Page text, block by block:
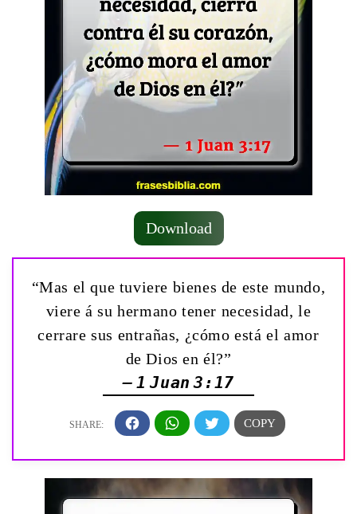
Download
“Mas el que tuviere bienes de este mundo,
viere á su hermano tener necesidad, le
cerrare sus entrañas, ¿cómo está el amor
de Dios en él?”
— 1 Juan 3:17